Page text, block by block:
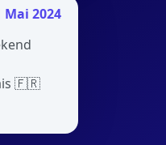
Mai 2024
🇫🇷